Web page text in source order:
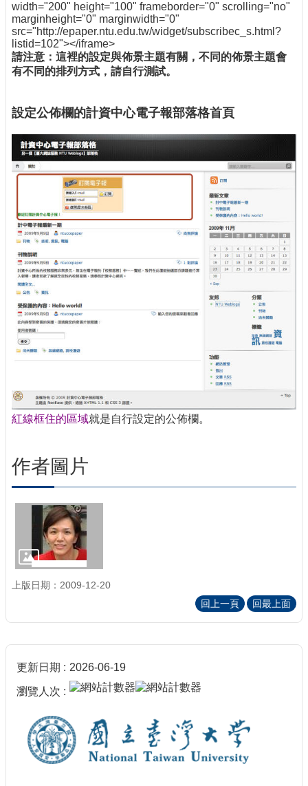
width="200" height="100" frameborder="0" scrolling="no"
marginheight="0" marginwidth="0"
src="http://epaper.ntu.edu.tw/widget/subscribec_s.html?
listid=102"></iframe>
請注意：這裡的設定與佈景主題有關，不同的佈景主題會
有不同的排列方式，請自行測試。
設定公佈欄的計資中心電子報部落格首頁
紅線框住的區域就是自行設定的公佈欄。
作者圖片
上版日期：2009-12-20
回上一頁
回最上面
更新日期 2026-06-19
瀏覽人次